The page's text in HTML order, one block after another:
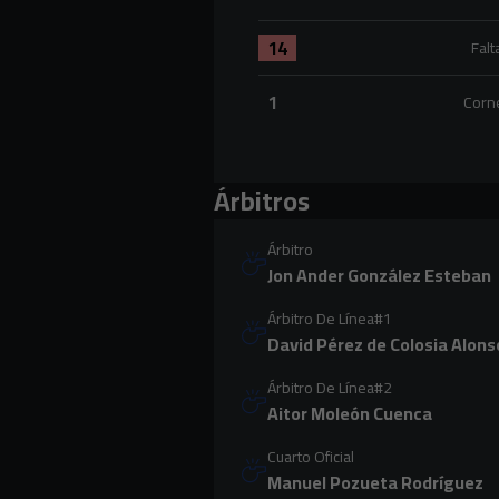
Faltas:CD Mirandés 14 versus
14
Corners:CD Mirandés 1 versus
1
Árbitros
Árbitro
Jon Ander González Esteban
Árbitro De Línea#1
David Pérez de Colosia
Árbitro De Línea#2
Aitor Moleón Cuenca
Cuarto Oficial
Manuel Pozueta Rodríguez